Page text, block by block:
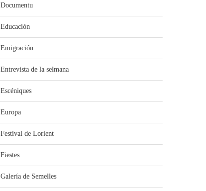
Documentu
Educación
Emigración
Entrevista de la selmana
Escéniques
Europa
Festival de Lorient
Fiestes
Galería de Semelles